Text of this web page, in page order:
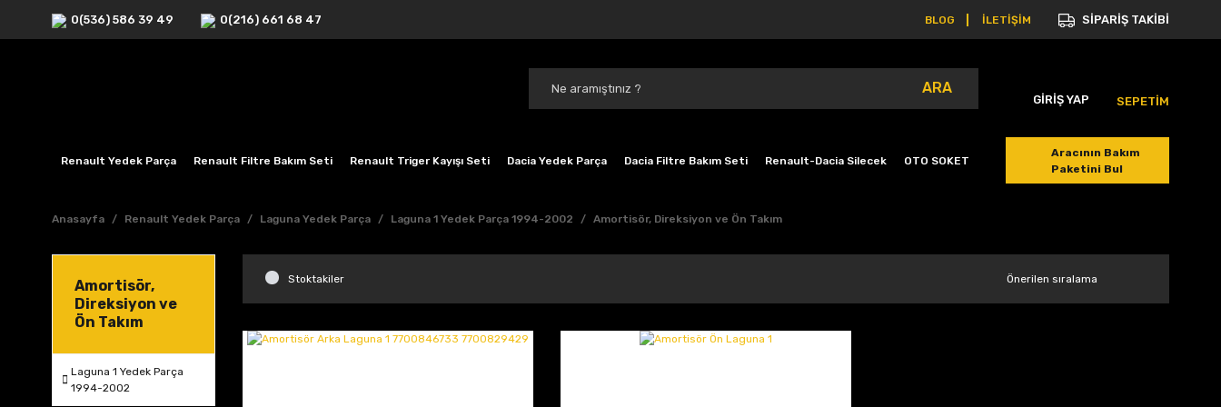
0(536) 586 39 49 0(216) 661 68 47 BLOG İLETİŞİM SİPARİŞ TAKİBİ
ARA
GİRİŞ YAP SEPETİM
Renault Yedek Parça Renault Filtre Bakım Seti Renault Triger Kayışı Seti Dacia Yedek Parça Dacia Filtre Bakım Seti Renault-Dacia Silecek OTO SOKET
Aracının Bakım
Paketini Bul
Anasayfa Renault Yedek Parça Laguna Yedek Parça Laguna 1 Yedek Parça 1994-2002 Amortisör, Direksiyon ve Ön Takım
Amortisör,
Direksiyon ve
Ön Takım
Laguna 1 Yedek Parça
1994-2002
Stoktakiler